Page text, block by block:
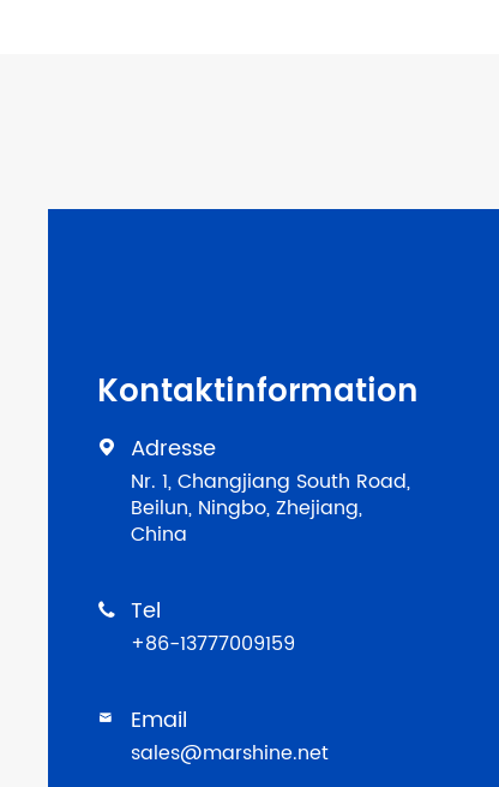
Kontaktinformation
 Adresse
Nr. 1, Changjiang South Road,
Beilun, Ningbo, Zhejiang,
China
 Tel
+86-13777009159
 Email
sales@marshine.net